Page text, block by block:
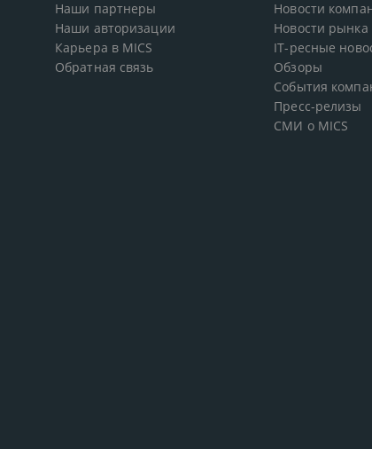
Наши партнеры
Наши авторизации
Карьера в MICS
Обратная связь
Новости
Новости рынка
IT-ресные
Обзоры
События
Пресс-релизы
СМИ о MICS